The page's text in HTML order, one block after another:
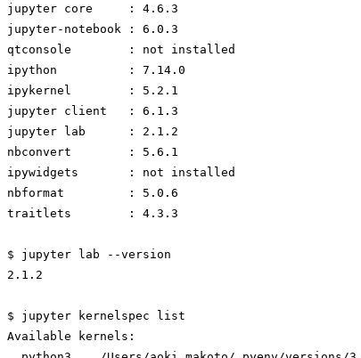
jupyter core     : 4.6.3
jupyter-notebook : 6.0.3
qtconsole        : not installed
ipython          : 7.14.0
ipykernel        : 5.2.1
jupyter client   : 6.1.3
jupyter lab      : 2.1.2
nbconvert        : 5.6.1
ipywidgets       : not installed
nbformat         : 5.0.6
traitlets        : 4.3.3
$ jupyter lab --version
2.1.2
$ jupyter kernelspec list
Available kernels: